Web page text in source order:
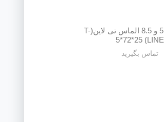
مته دو پله 5 و 8.5 الماس تی لاین(T-
LINE) 5*72*25
تماس بگیرید